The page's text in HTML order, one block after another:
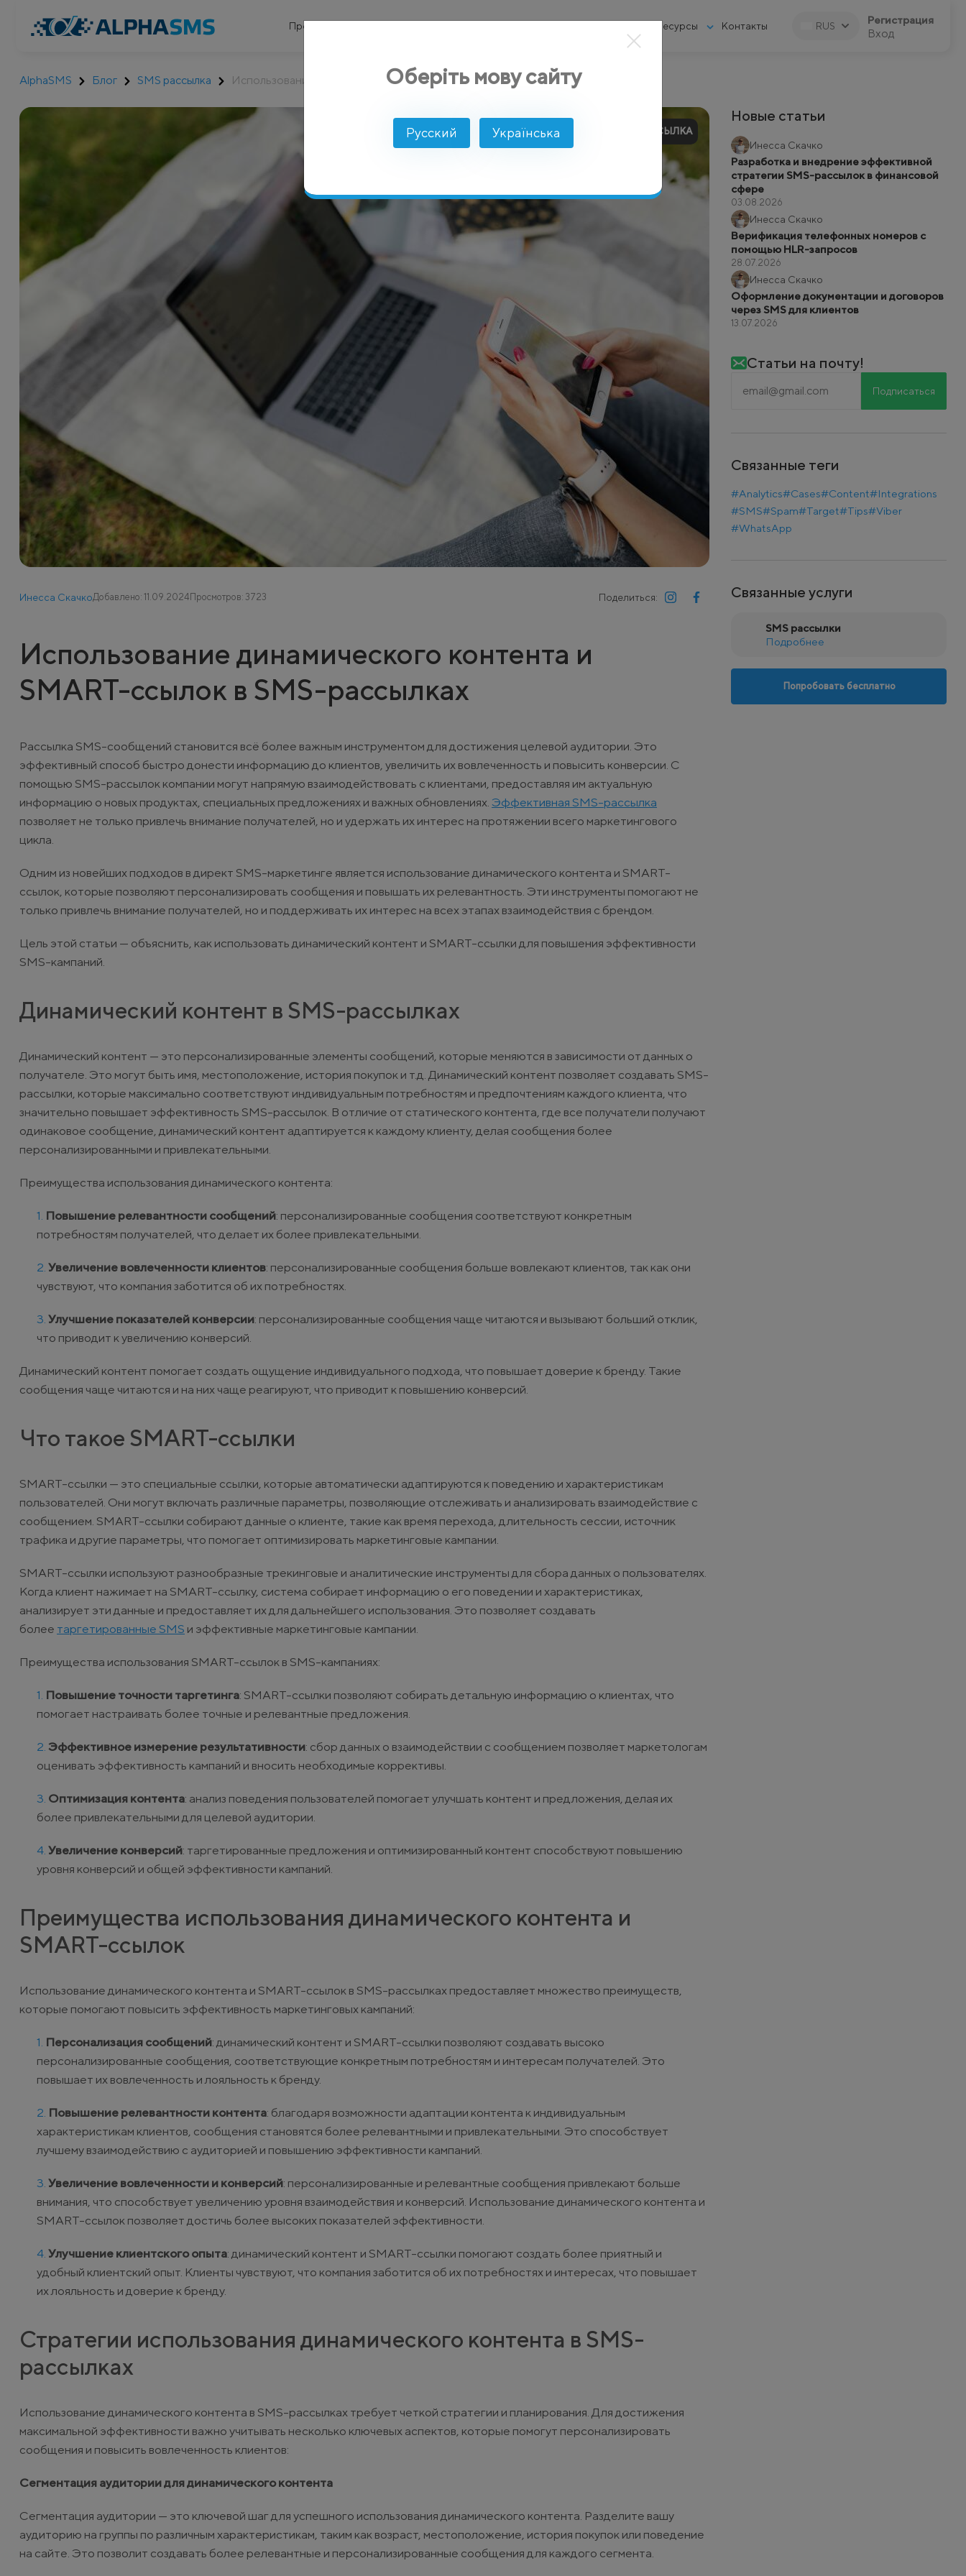
AlphaSMS Блог SMS рассылка Использование динамического контента и SMART-ссылок в SMS-рассылках
Продукты Ресурсы Контакты RUS Регистрация
Вход
#SMS РАССЫЛКА
Инесса СкачкоДобавлено: 11.09.2024 Просмотров: 3723 Поделиться:
Использование динамического контента и
SMART-ссылок в SMS-рассылках
Рассылка SMS-сообщений становится всё более важным инструментом для достижения целевой аудитории. Это
эффективный способ быстро донести информацию до клиентов, увеличить их вовлеченность и повысить конверсии. С
помощью SMS-рассылок компании могут напрямую взаимодействовать с клиентами, предоставляя им актуальную
информацию о новых продуктах, специальных предложениях и важных обновлениях. Эффективная SMS-рассылка
позволяет не только привлечь внимание получателей, но и удержать их интерес на протяжении всего маркетингового
цикла.
Одним из новейших подходов в директ SMS-маркетинге является использование динамического контента и SMART-
ссылок, которые позволяют персонализировать сообщения и повышать их релевантность. Эти инструменты помогают не
только привлечь внимание получателей, но и поддерживать их интерес на всех этапах взаимодействия с брендом.
Цель этой статьи — объяснить, как использовать динамический контент и SMART-ссылки для повышения эффективности
SMS-кампаний.
Динамический контент в SMS-рассылках
Динамический контент — это персонализированные элементы сообщений, которые меняются в зависимости от данных о
получателе. Это могут быть имя, местоположение, история покупок и т.д. Динамический контент позволяет создавать SMS-
рассылки, которые максимально соответствуют индивидуальным потребностям и предпочтениям каждого клиента, что
значительно повышает эффективность SMS-рассылок. В отличие от статического контента, где все получатели получают
одинаковое сообщение, динамический контент адаптируется к каждому клиенту, делая сообщения более
персонализированными и привлекательными.
Преимущества использования динамического контента:
Повышение релевантности сообщений: персонализированные сообщения соответствуют конкретным
потребностям получателей, что делает их более привлекательными.
Увеличение вовлеченности клиентов: персонализированные сообщения больше вовлекают клиентов, так как они
чувствуют, что компания заботится об их потребностях.
Улучшение показателей конверсии: персонализированные сообщения чаще читаются и вызывают больший отклик,
что приводит к увеличению конверсий.
Динамический контент помогает создать ощущение индивидуального подхода, что повышает доверие к бренду. Такие
сообщения чаще читаются и на них чаще реагируют, что приводит к повышению конверсий.
Что такое SMART-ссылки
SMART-ссылки — это специальные ссылки, которые автоматически адаптируются к поведению и характеристикам
пользователей. Они могут включать различные параметры, позволяющие отслеживать и анализировать взаимодействие с
сообщением. SMART-ссылки собирают данные о клиенте, такие как время перехода, длительность сессии, источник
трафика и другие параметры, что помогает оптимизировать маркетинговые кампании.
SMART-ссылки используют разнообразные трекинговые и аналитические инструменты для сбора данных о пользователях.
Когда клиент нажимает на SMART-ссылку, система собирает информацию о его поведении и характеристиках,
анализирует эти данные и предоставляет их для дальнейшего использования. Это позволяет создавать
более таргетированные SMS и эффективные маркетинговые кампании.
Преимущества использования SMART-ссылок в SMS-кампаниях:
Повышение точности таргетинга: SMART-ссылки позволяют собирать детальную информацию о клиентах, что
помогает настраивать более точные и релевантные предложения.
Эффективное измерение результативности: сбор данных о взаимодействии с сообщением позволяет маркетологам
оценивать эффективность кампаний и вносить необходимые коррективы.
Оптимизация контента: анализ поведения пользователей помогает улучшать контент и предложения, делая их
более привлекательными для целевой аудитории.
Увеличение конверсий: таргетированные предложения и оптимизированный контент способствуют повышению
уровня конверсий и общей эффективности кампаний.
Преимущества использования динамического контента и
SMART-ссылок
Использование динамического контента и SMART-ссылок в SMS-рассылках предоставляет множество преимуществ,
которые помогают повысить эффективность маркетинговых кампаний:
Персонализация сообщений: динамический контент и SMART-ссылки позволяют создавать высоко
персонализированные сообщения, соответствующие конкретным потребностям и интересам получателей. Это
повышает их вовлеченность и лояльность к бренду.
Повышение релевантности контента: благодаря возможности адаптации контента к индивидуальным
характеристикам клиентов, сообщения становятся более релевантными и привлекательными. Это способствует
лучшему взаимодействию с аудиторией и повышению эффективности кампаний.
Увеличение вовлеченности и конверсий: персонализированные и релевантные сообщения привлекают больше
внимания, что способствует увеличению уровня взаимодействия и конверсий. Использование динамического контента и
SMART-ссылок позволяет достичь более высоких показателей эффективности.
Улучшение клиентского опыта: динамический контент и SMART-ссылки помогают создать более приятный и
удобный клиентский опыт. Клиенты чувствуют, что компания заботится об их потребностях и интересах, что повышает
их лояльность и доверие к бренду.
Стратегии использования динамического контента в SMS-
рассылках
Использование динамического контента в SMS-рассылках требует четкой стратегии и планирования. Для достижения
максимальной эффективности важно учитывать несколько ключевых аспектов, которые помогут персонализировать
сообщения и повысить вовлеченность клиентов:
Сегментация аудитории для динамического контента
Сегментация аудитории — это ключевой шаг для успешного использования динамического контента. Разделите вашу
аудиторию на группы по различным характеристикам, таким как возраст, местоположение, история покупок или поведение
на сайте. Это позволит создавать более релевантные и персонализированные сообщения для каждого сегмента.
Новые статьи
Инесса Скачко
Разработка и внедрение эффективной
стратегии SMS-рассылок в финансовой
сфере
03.08.2026
Инесса Скачко
Верификация телефонных номеров с
помощью HLR-запросов
28.07.2026
Инесса Скачко
Оформление документации и договоров
через SMS для клиентов
13.07.2026
Статьи на почту!
Подписаться
Связанные теги
#Analytics#Cases#Content#Integrations
#SMS#Spam#Target#Tips#Viber
#WhatsApp
Связанные услуги
SMS рассылки
Подробнее
Попробовать бесплатно
Оберіть мову сайту
Русский Українська